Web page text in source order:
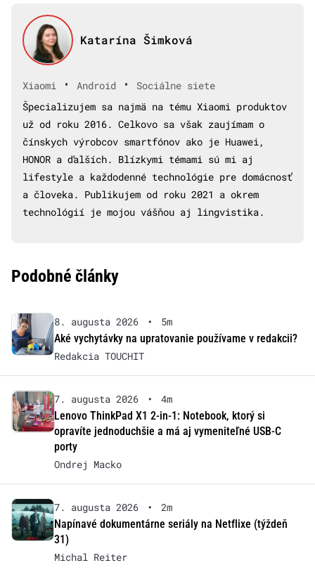
Katarína Šimková
Xiaomi • Android •
Sociálne siete
Špecializujem sa najmä na tému Xiaomi produktov
už od roku 2016. Celkovo sa však zaujímam o
čínskych výrobcov smartfónov ako je Huawei,
HONOR a ďalších. Blízkymi témami sú mi aj
lifestyle a každodenné technológie pre domácnosť
a človeka. Publikujem od roku 2021 a okrem
technológií je mojou vášňou aj lingvistika.
Podobné články
8. augusta 2026 •
5m
Aké vychytávky na upratovanie používame v redakcii?
Redakcia TOUCHIT
7. augusta 2026 •
4m
Lenovo ThinkPad X1 2-in-1: Notebook, ktorý si
opravíte jednoduchšie a má aj vymeniteľné USB-C
porty
Ondrej Macko
7. augusta 2026 •
2m
Napínavé dokumentárne seriály na Netflixe (týždeň
31)
Michal Reiter